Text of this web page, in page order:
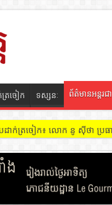
ត្រចៀក ទស្សនៈ ព័ត៌មានអន្តរជ
ដាក់ត្រចៀក ៖ អគារ Sky 31